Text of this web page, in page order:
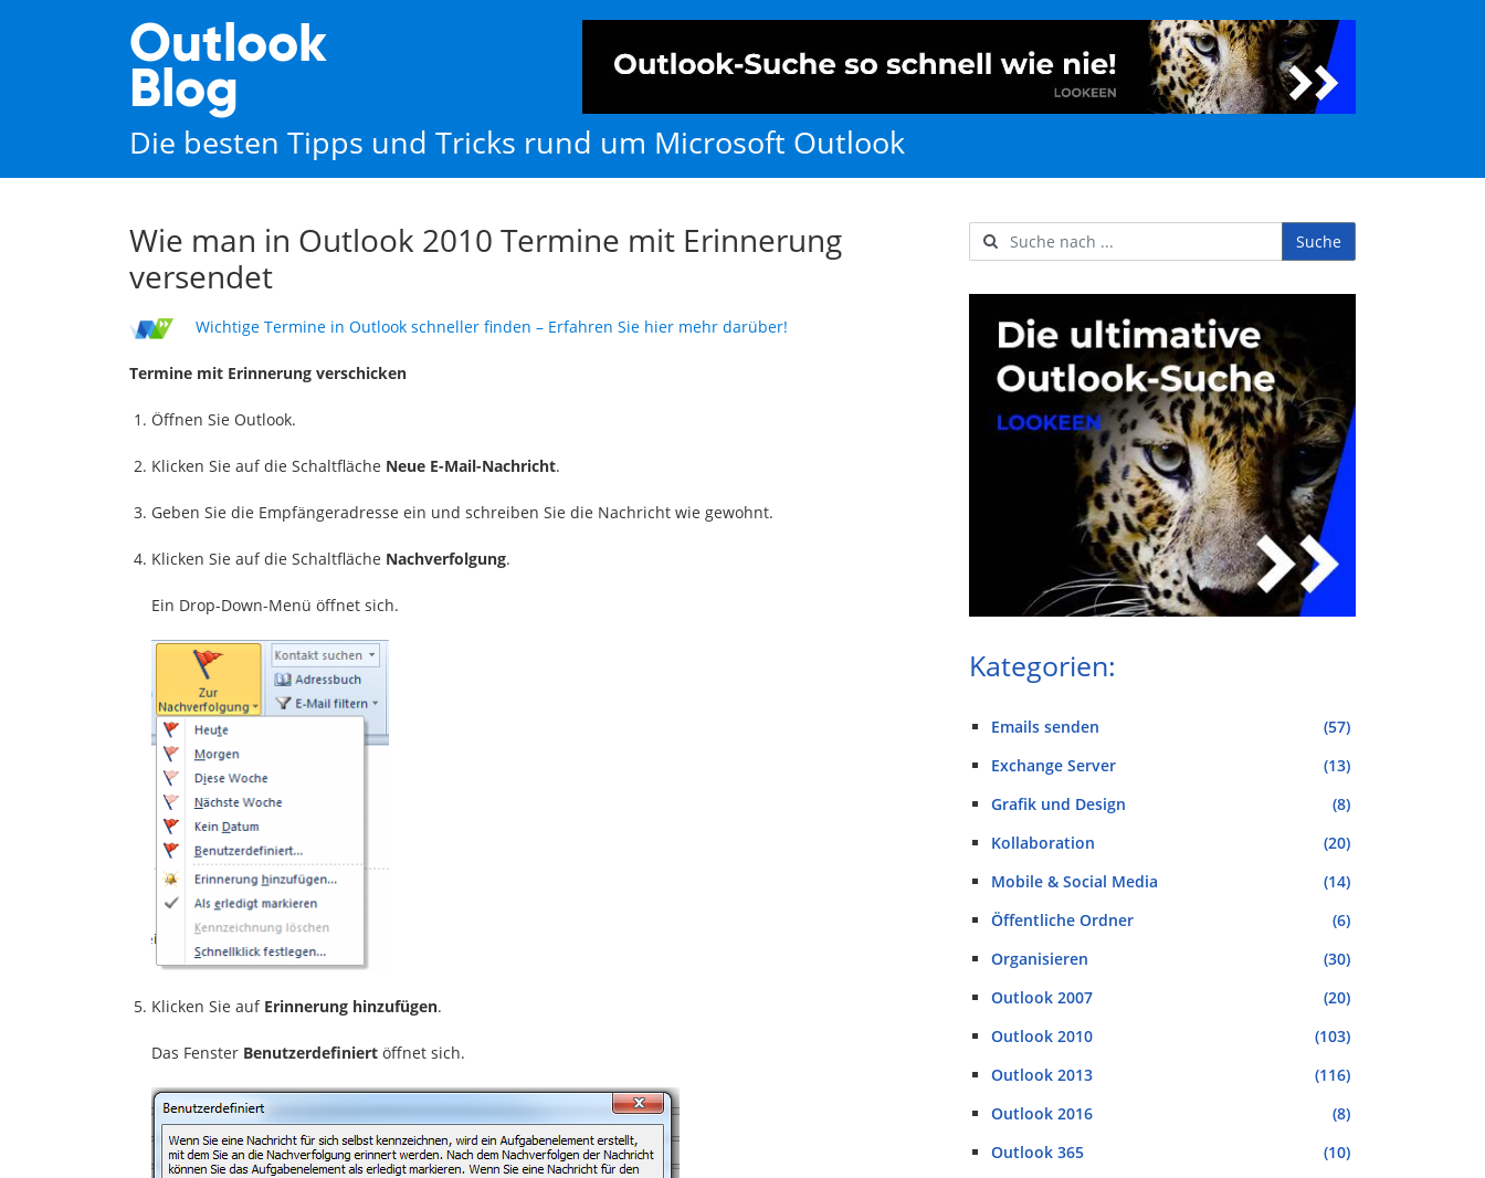
Outlook
Blog
Die besten Tipps und Tricks rund um Microsoft Outlook
Wie man in Outlook 2010 Termine mit Erinnerung
versendet
Wichtige Termine in Outlook schneller finden – Erfahren Sie hier mehr darüber!
Termine mit Erinnerung verschicken
Öffnen Sie Outlook.
Klicken Sie auf die Schaltfläche Neue E-Mail-Nachricht.
Geben Sie die Empfängeradresse ein und schreiben Sie die Nachricht wie gewohnt.
Klicken Sie auf die Schaltfläche Nachverfolgung.
Ein Drop-Down-Menü öffnet sich.
Klicken Sie auf Erinnerung hinzufügen.
Das Fenster Benutzerdefiniert öffnet sich.
Username
Suche
Kategorien:
Emails senden
(57)
Exchange Server
(13)
Grafik und Design
(8)
Kollaboration
(20)
Mobile & Social Media
(14)
Öffentliche Ordner
(6)
Organisieren
(30)
Outlook 2007
(20)
Outlook 2010
(103)
Outlook 2013
(116)
Outlook 2016
(8)
Outlook 365
(10)